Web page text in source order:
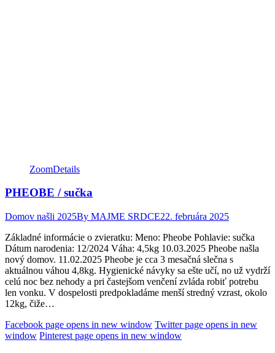
ZoomDetails
PHEOBE / sučka
Domov našli 2025By MAJME SRDCE22. februára 2025
Základné informácie o zvieratku: Meno: Pheobe Pohlavie: sučka
Dátum narodenia: 12/2024 Váha: 4,5kg 10.03.2025 Pheobe našla
nový domov. 11.02.2025 Pheobe je cca 3 mesačná slečna s
aktuálnou váhou 4,8kg. Hygienické návyky sa ešte učí, no už vydrží
celú noc bez nehody a pri častejšom venčení zvláda robiť potrebu
len vonku. V dospelosti predpokladáme menší stredný vzrast, okolo
12kg, čiže…
Facebook page opens in new window Twitter page opens in new
window Pinterest page opens in new window